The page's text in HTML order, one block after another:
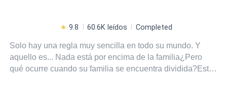
9.8 60.6K leídos Completed
Solo hay una regla muy sencilla en todo su mundo. Y
aquello es... Nada está por encima de la familia¿Pero
qué ocurre cuando su familia se encuentra dividida?Esta